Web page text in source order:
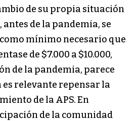
de su propia situación
antes de la pandemia, se
mínimo necesario que
de $7.000 a $10.000,
de la pandemia, parece
relevante repensar la
de la APS. En
de la comunidad